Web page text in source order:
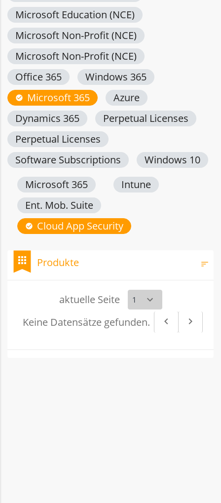
Microsoft Education (NCE)
Microsoft Non-Profit (NCE)
Microsoft Non-Profit (NCE)
Office 365
Windows 365
check_circle Microsoft 365
Microsoft 365
Intune
Ent. Mob. Suite
check_circle Cloud App Security
Azure
Dynamics 365
Perpetual Licenses
Perpetual Licenses
Software Subscriptions
Windows 10
bookmark
apps Produkte sort
aktuelle Seite
Keine Datensätze gefunden.
navigate_before
Vorheriges
navigate_next